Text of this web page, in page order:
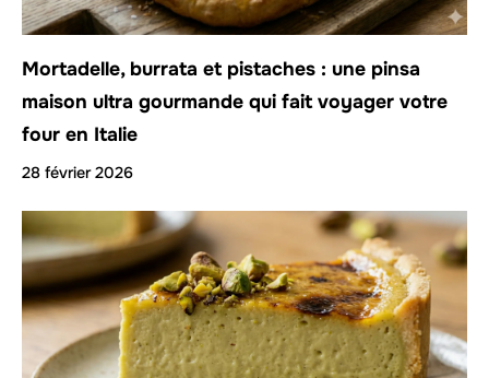
Mortadelle, burrata et pistaches : une pinsa
maison ultra gourmande qui fait voyager votre
four en Italie
28 février 2026